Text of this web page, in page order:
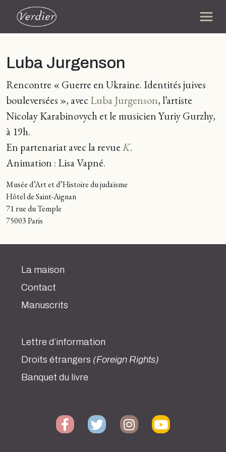
Luba Jurgenson
Rencontre « Guerre en Ukraine. Identités juives
bouleversées », avecLuba Jurgenson, l’artiste
Nicolay Karabinovych et le musicien Yuriy Gurzhy,
à 19h.
En partenariat avec la revueK.
Animation : Lisa Vapné.
Musée d’Art et d’Histoire du judaïsme
Hôtel de Saint-Aignan
71 rue du Temple
75003 Paris
La maison
Contact
Manuscrits
Lettre d’information
Droits étrangers (Foreign Rights)
Banquet du livre